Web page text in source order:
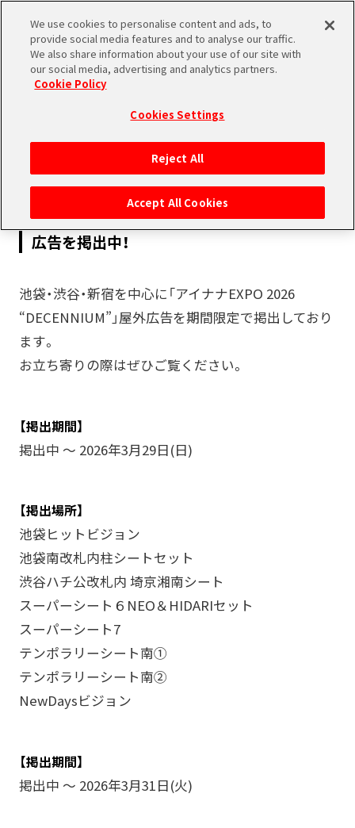
2026.03.26
INFORMATION MEDIA
アイナナEXPO 2026 “DECENNIUM”の屋外
広告を掲出中！
池袋・渋谷・新宿を中心に「アイナナEXPO 2026
“DECENNIUM”」屋外広告を期間限定で掲出しており
ます。
お立ち寄りの際はぜひご覧ください。
【掲出期間】
掲出中 ～ 2026年3月29日(日)
【掲出場所】
池袋ヒットビジョン
池袋南改札内柱シートセット
渋谷ハチ公改札内 埼京湘南シート
スーパーシート６NEO＆HIDARIセット
スーパーシート7
テンポラリーシート南①
テンポラリーシート南②
NewDaysビジョン
【掲出期間】
掲出中 ～ 2026年3月31日(火)
We use cookies to personalise content and ads, to
provide social media features and to analyse our traffic.
We also share information about your use of our site with
our social media, advertising and analytics partners.
Cookie Policy
Cookies Settings
Reject All
Accept All Cookies